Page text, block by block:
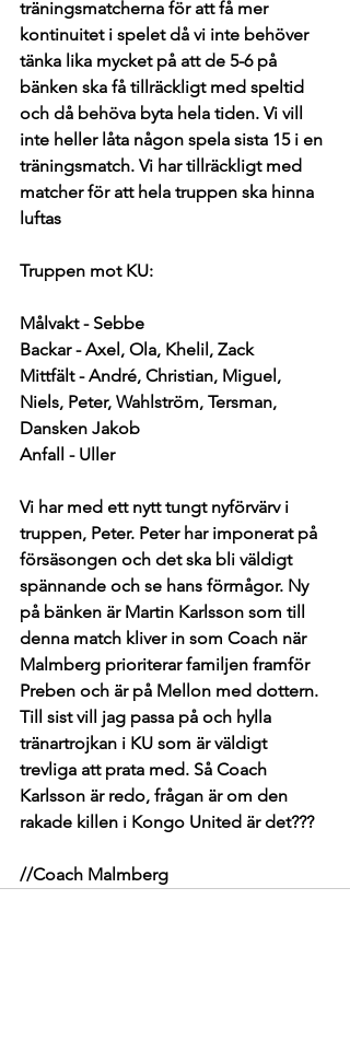
träningsmatcherna för att få mer
kontinuitet i spelet då vi inte behöver
tänka lika mycket på att de 5-6 på
bänken ska få tillräckligt med speltid
och då behöva byta hela tiden. Vi vill
inte heller låta någon spela sista 15 i en
träningsmatch. Vi har tillräckligt med
matcher för att hela truppen ska hinna
luftas
Truppen mot KU:
Målvakt - Sebbe
Backar - Axel, Ola, Khelil, Zack
Mittfält - André, Christian, Miguel,
Niels, Peter, Wahlström, Tersman,
Dansken Jakob
Anfall - Uller
Vi har med ett nytt tungt nyförvärv i
truppen, Peter. Peter har imponerat på
försäsongen och det ska bli väldigt
spännande och se hans förmågor. Ny
på bänken är Martin Karlsson som till
denna match kliver in som Coach när
Malmberg prioriterar familjen framför
Preben och är på Mellon med dottern.
Till sist vill jag passa på och hylla
tränartrojkan i KU som är väldigt
trevliga att prata med. Så Coach
Karlsson är redo, frågan är om den
rakade killen i Kongo United är det???
//Coach Malmberg